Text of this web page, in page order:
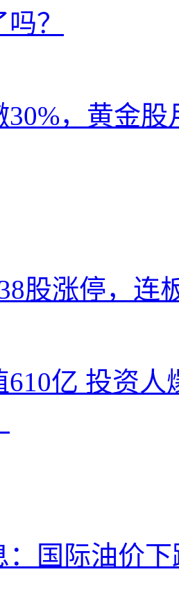
？
30%，黄金
股涨停，连
610亿 投资
：国际油价